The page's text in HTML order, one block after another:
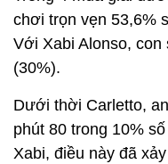
chơi trọn vẹn 53,6%
Với Xabi Alonso, con
(30%).
Dưới thời Carletto,
phút 80 trong 10%
Xabi, điều này đã